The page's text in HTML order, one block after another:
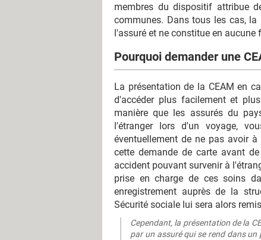
membres du dispositif attribue
communes. Dans tous les cas,
l'assuré et ne constitue en
Pourquoi demander une
La présentation de la CEAM en
d'accéder plus facilement et
manière que les assurés du
l'étranger lors d'un voyage,
éventuellement de ne pas avoir
cette demande de carte avant
accident pouvant survenir à
prise en charge de ces soins
enregistrement auprès de la
Sécurité sociale lui sera alors
Cependant, la présentation de la
par un assuré qui se rend dans